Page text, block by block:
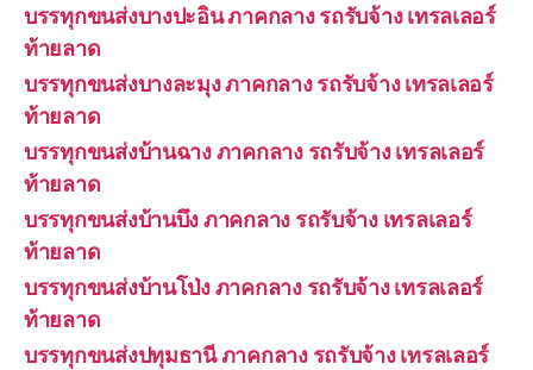
บรรทุกขนส่งบางปะอิน ภาคกลาง รถรับจ้าง เทรลเลอร์
ท้ายลาด
บรรทุกขนส่งบางละมุง ภาคกลาง รถรับจ้าง เทรลเลอร์
ท้ายลาด
บรรทุกขนส่งบ้านฉาง ภาคกลาง รถรับจ้าง เทรลเลอร์
ท้ายลาด
บรรทุกขนส่งบ้านบึง ภาคกลาง รถรับจ้าง เทรลเลอร์
ท้ายลาด
บรรทุกขนส่งบ้านโป่ง ภาคกลาง รถรับจ้าง เทรลเลอร์
ท้ายลาด
บรรทุกขนส่งปทุมธานี ภาคกลาง รถรับจ้าง เทรลเลอร์